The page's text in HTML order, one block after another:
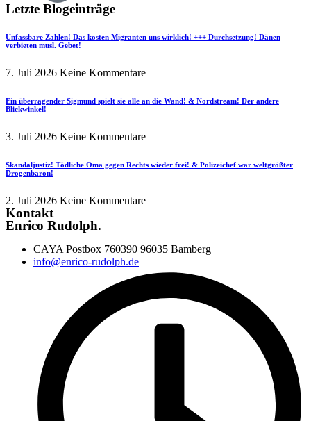
Letzte Blogeinträge
Unfassbare Zahlen! Das kosten Migranten uns wirklich! +++ Durchsetzung! Dänen
verbieten musl. Gebet!
7. Juli 2026 Keine Kommentare
Ein überragender Sigmund spielt sie alle an die Wand! & Nordstream! Der andere
Blickwinkel!
3. Juli 2026 Keine Kommentare
Skandaljustiz! Tödliche Oma gegen Rechts wieder frei! & Polizeichef war weltgrößter
Drogenbaron!
2. Juli 2026 Keine Kommentare
Kontakt
Enrico Rudolph.
CAYA Postbox 760390 96035 Bamberg
info@enrico-rudolph.de